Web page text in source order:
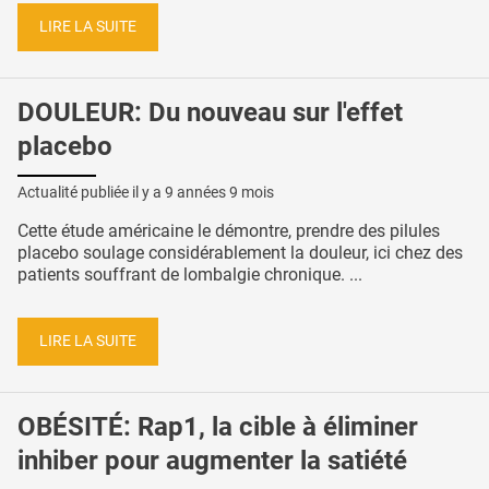
LIRE LA SUITE
DOULEUR: Du nouveau sur l'effet
placebo
Actualité publiée il y a 9 années 9 mois
Cette étude américaine le démontre, prendre des pilules
placebo soulage considérablement la douleur, ici chez des
patients souffrant de lombalgie chronique. ...
LIRE LA SUITE
OBÉSITÉ: Rap1, la cible à éliminer
inhiber pour augmenter la satiété